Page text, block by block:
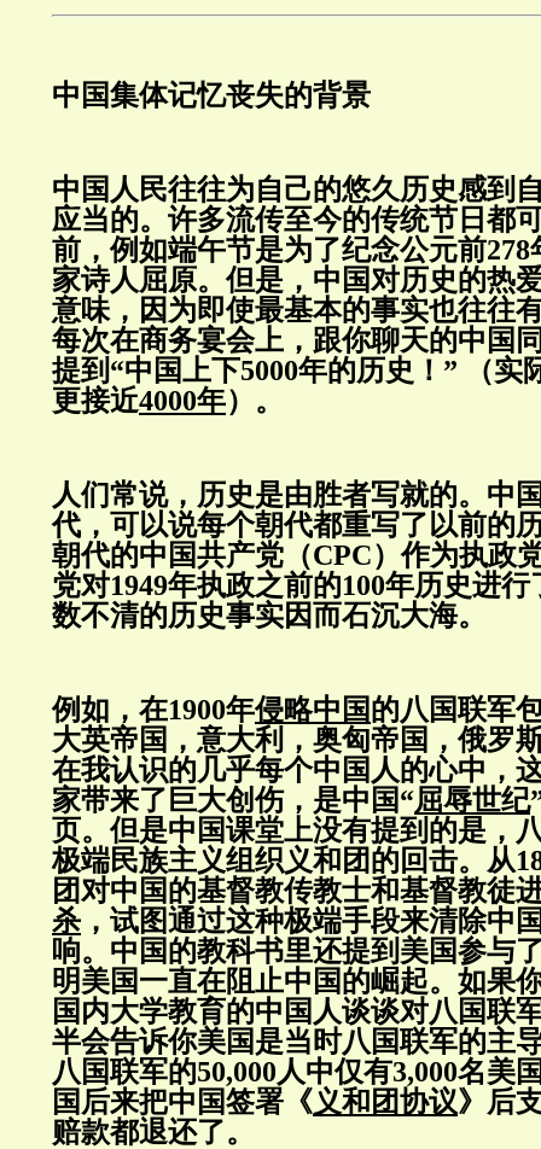
中国集体记忆丧失的背景
中国人民往往为自己的悠久历史感到
应当的。许多流传至今的传统节日都
前，例如端午节是为了纪念公元前
家诗人屈原。但是，中国对历史的热
意味，因为即使最基本的事实也往往
每次在商务宴会上，跟你聊天的中国
提到“中国上下5000年的历史！” （实
更接近4000年）。
人们常说，历史是由胜者写就的。中
代，可以说每个朝代都重写了以前的
朝代的中国共产党（CPC）作为执政
党对1949年执政之前的100年历史进
数不清的历史事实因而石沉大海。
例如，在1900年侵略中国的八国联军
大英帝国，意大利，奥匈帝国，俄罗
在我认识的几乎每个中国人的心中，
家带来了巨大创伤，是中国“屈辱世纪
页。但是中国课堂上没有提到的是，
极端民族主义组织义和团的回击。从
团对中国的基督教传教士和基督教徒
杀 ，试图通过这种极端手段来清除中
响。中国的教科书里还提到美国参与
明美国一直在阻止中国的崛起。如果
国内大学教育的中国人谈谈对八国联
半会告诉你美国是当时八国联军的主
八国联军的50,000人中仅有3,000名美
国后来把中国签署《义和团协议》后
赔款都退还了。